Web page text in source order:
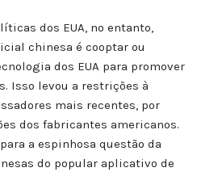
dos EUA, no entanto,
chinesa é cooptar ou
dos EUA para promover
Isso levou a restrições à
mais recentes, por
dos fabricantes americanos.
a espinhosa questão da
do popular aplicativo de